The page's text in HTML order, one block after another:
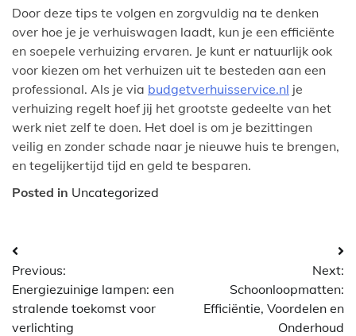
Door deze tips te volgen en zorgvuldig na te denken
over hoe je je verhuiswagen laadt, kun je een efficiënte
en soepele verhuizing ervaren. Je kunt er natuurlijk ook
voor kiezen om het verhuizen uit te besteden aan een
professional. Als je via budgetverhuisservice.nl je
verhuizing regelt hoef jij het grootste gedeelte van het
werk niet zelf te doen. Het doel is om je bezittingen
veilig en zonder schade naar je nieuwe huis te brengen,
en tegelijkertijd tijd en geld te besparen.
Posted in Uncategorized
Bericht
navigatie
Previous:
Energiezuinige lampen: een
stralende toekomst voor
verlichting
Next:
Schoonloopmatten:
Efficiëntie, Voordelen en
Onderhoud